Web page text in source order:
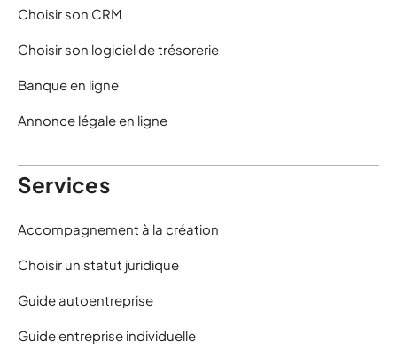
Choisir son CRM
Choisir son logiciel de trésorerie
Banque en ligne
Annonce légale en ligne
Services
Accompagnement à la création
Choisir un statut juridique
Guide autoentreprise
Guide entreprise individuelle